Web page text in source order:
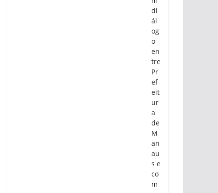
di
ál
og
o
en
tre
Pr
ef
eit
ur
a
de
M
an
au
s e
co
m